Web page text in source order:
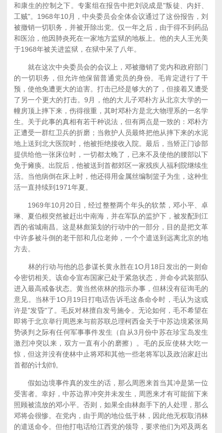
和康生的控制之下。专案组在报告中把刘说成是"叛徒、内奸、
工贼"。1968年10月，中央委员会全体会议通过了这份报告，刘
被撤销一切职务，并被开除出党。仅一年之后，由于得不到药品
和医治，他因肺炎死在一家地方监狱的地板上。他的夫人王光美
于1968年被关进监狱，在狱中呆了八年。
就在这次中央委员会的会议上，邓被撤销了党内和政府部门
的一切职务，但允许他保留普通党员的身份。毛肯定进行了干
预，使他免遭更大的迫害。打击已经是够大的了，但接着又遭受
了另一个更大的打击。9月，他的大儿子邓朴方从北京大学的一
幢房顶上摔下来，伤得很重，其时邓朴方是北大物理系的一名学
生。关于此事的真相有若干种说法，但有两点是一致的：邓朴方
正遭受一群红卫兵的折磨；当救护人员最终把他从摔下来的水泥
地上送到北大医院时，他被拒绝接收入院。最后，当矫正门诊部
提供给他一张床位时，一切都太晚了，已来不及使他的腰部以下
免于瘫痪。出院后，他被送到首都郊区一家残疾人福利院继续生
活。当他病倒在床上时，他还得用金属丝编制篮子为生，这种生
活一直持续到1971年夏。
1969年10月20日，经过整整两个年头的软禁，邓小平、卓
琳、夏伯根突然被赶出中南海，并在军队的监护下，被发配到江
西的省城南昌。这是林彪策划的行动中的一部分，目的是把文革
中许多被斗倒的老干部和几位老帅，一个个遣送到远离北京的地
方去。
林的行动与他的总参谋长黄永胜在1O月18日发出的一则命
令密切相关。该命令宣布国家已处于紧急状态，并命令武装部队
进入最高戒备状态。黄当然依林的指示办事，但林没有征询毛的
意见。当林于1O月19日打电话告诉毛这条命令时，毛认为这或
许是"发昏"了。毛反对林擅自发号施令。无论如何，毛不希望在
即将于北京举行周恩来与前苏联总理柯西金关于中苏边境紧张局
势谈判之际有任何军事事件发生（自从3月份中苏在珍宝岛发生
激烈冲突以来，双方一直有小的磨擦）。毛的反应使林大吃一
惊，但这并没有使林中止将邓和其他一些老将军以及政治家赶出
首都的计划⑾。
假如边境事件真的发生的话，那么周恩来首当其冲是第一位
受害者。幸好，中苏边界冲突并未发生，周恩来才有可能留下来
照顾被流放的邓小平。否则，如果全由林彪手下的人处理，那么
邓将会很惨。在党内，由于周的地位低于林，因此他无权取消林
的遣送命令。但他打电话给江西党的领导，要求他们为邓及两名